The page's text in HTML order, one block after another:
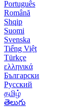
Português
Română
Shqip
Suomi
Svenska
Tiếng Việt
Türkçe
ελληνικά
Български
Русский
தமிழ்
తెలుగు